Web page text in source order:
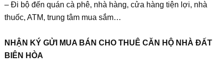
– Đi bộ đến quán cà phê, nhà hàng, cửa hàng tiện lợi, nhà
thuốc, ATM, trung tâm mua sắm…
NHẬN KÝ GỬI MUA BÁN CHO THUÊ CĂN HỘ NHÀ ĐẤT
BIÊN HÒA